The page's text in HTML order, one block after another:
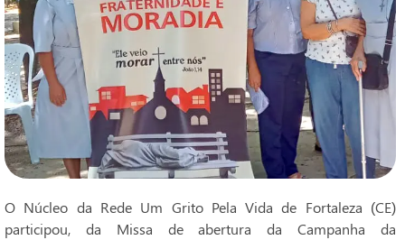
O Núcleo da Rede Um Grito Pela Vida de Fortaleza (CE)
participou, da Missa de abertura da Campanha da